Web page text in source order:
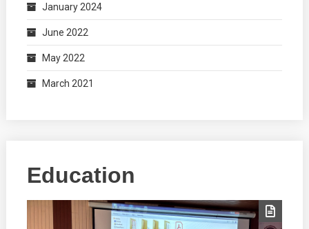
January 2024
June 2022
May 2022
March 2021
Education